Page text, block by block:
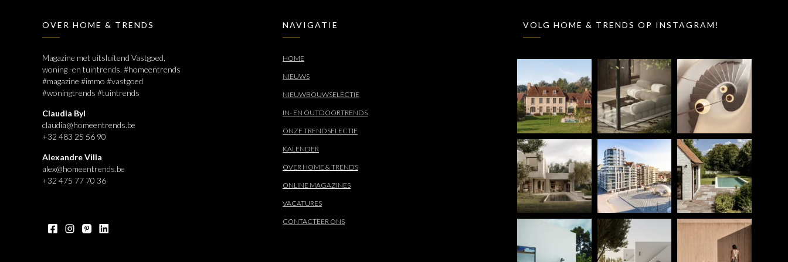
OVER HOME & TRENDS
Magazine met uitsluitend Vastgoed,
woning -en tuintrends. #homeentrends
#magazine #immo #vastgoed
#woningtrends #tuintrends
Claudia Byl
claudia@homeentrends.be
+32 483 25 56 90
Alexandre Villa
alex@homeentrends.be
+32 475 77 70 36
NAVIGATIE
HOME
NIEUWS
NIEUWBOUWSELECTIE
IN- EN OUTDOORTRENDS
ONZE TRENDSELECTIE
KALENDER
OVER HOME & TRENDS
ONLINE MAGAZINES
VACATURES
CONTACTEER ONS
VOLG HOME & TRENDS OP INSTAGRAM!